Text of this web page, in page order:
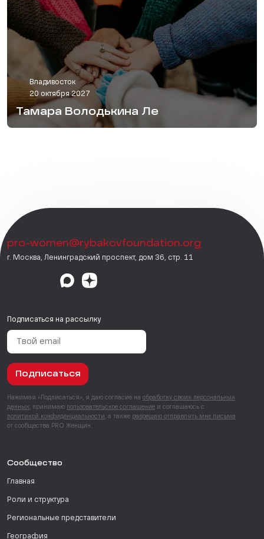
Владивосток
20 октября 2027
Тамара Володькина Ле
pro-women@rybakovfoundation.org
г. Москва, Ленинградский проспект, дом 36, стр. 11
Подписаться на рассылку
Подписаться
Нажимая «Подписаться», я даю согласие на обработку своих персональных
данных , принимаю пользовательское соглашение и соглашаюсь с
политикой конфиденциальности , а также разрешаю отправлять мне письма
от сообщества PRO Женщин.
Сообщество
Главная
Роли и структура
Региональные представители
География